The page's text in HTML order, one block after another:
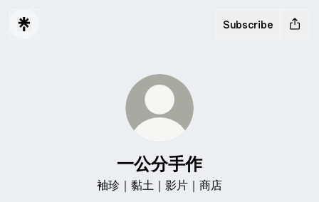
Subscribe
一公分手作
袖珍｜黏土｜影片｜商店